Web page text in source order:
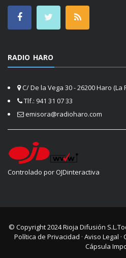
RADIO HARO
C/ De la Vega 30 - 26200 Haro (La
Tlf.: 941 31 07 33
emisora@radioharo.com
Controlado por OJDinteractiva
© Copyright 2024Rioja Difusión S.L.
Política de Privacidad · Aviso Legal ·
Cápsula